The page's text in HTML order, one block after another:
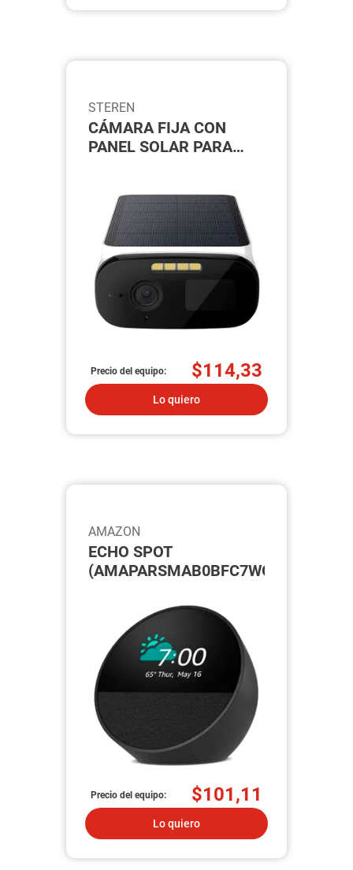
STEREN
CÁMARA FIJA CON
PANEL SOLAR PARA
Precio del equipo: $114,33
Lo quiero
AMAZON
ECHO SPOT
(AMAPARSMAB0BFC7WQ6R)
Precio del equipo: $101,11
Lo quiero